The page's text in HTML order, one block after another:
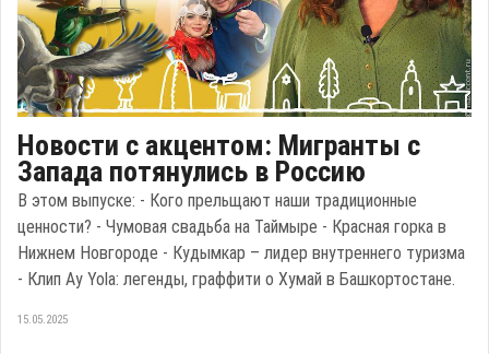
Новости с акцентом: Мигранты с
Запада потянулись в Россию
В этом выпуске: - Кого прельщают наши традиционные
ценности? - Чумовая свадьба на Таймыре - Красная горка в
Нижнем Новгороде - Кудымкар – лидер внутреннего туризма
- Клип Ay Yola: легенды, граффити о Хумай в Башкортостане.
15.05.2025